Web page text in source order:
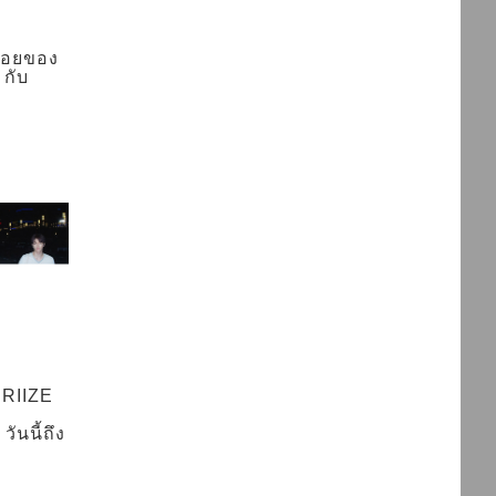
ยของ
กับ
วันนี้ถึง